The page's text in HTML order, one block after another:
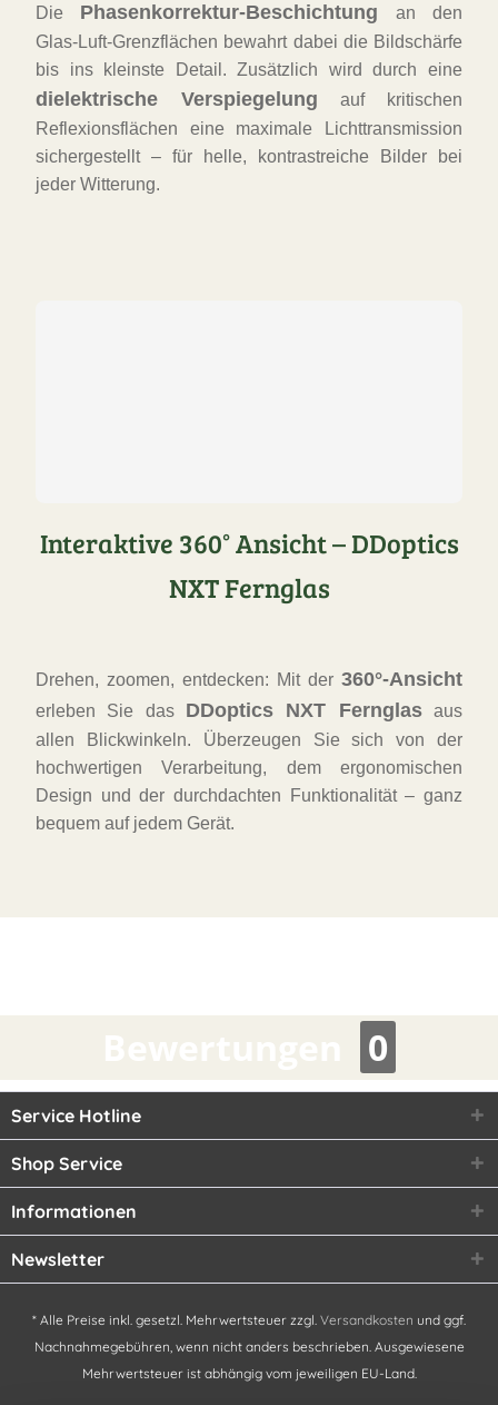
Die Phasenkorrektur-Beschichtung an den
Glas-Luft-Grenzflächen bewahrt dabei die Bildschärfe
bis ins kleinste Detail. Zusätzlich wird durch eine
dielektrische Verspiegelung auf kritischen
Reflexionsflächen eine maximale Lichttransmission
sichergestellt – für helle, kontrastreiche Bilder bei
jeder Witterung.
Interaktive 360° Ansicht – DDoptics
NXT Fernglas
Drehen, zoomen, entdecken: Mit der 360°-Ansicht
erleben Sie das DDoptics NXT Fernglasaus
allen Blickwinkeln. Überzeugen Sie sich von der
hochwertigen Verarbeitung, dem ergonomischen
Design und der durchdachten Funktionalität – ganz
bequem auf jedem Gerät.
0
Service Hotline
Shop Service
Informationen
Newsletter
* Alle Preise inkl. gesetzl. Mehrwertsteuer zzgl. Versandkosten und ggf.
Nachnahmegebühren, wenn nicht anders beschrieben. Ausgewiesene
Mehrwertsteuer ist abhängig vom jeweiligen EU-Land.